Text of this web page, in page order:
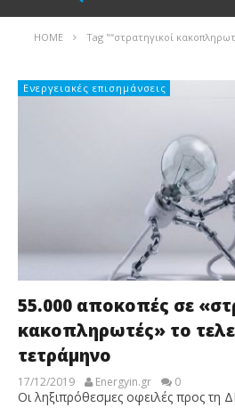
HOME Tag "“στρατηγικοί
Ενεργειακές επισημάνσεις
55.000 αποκοπές σε
κακοπληρωτές» το
τετράμηνο
17/12/2019 Energyin.gr 0
Οι ληξιπρόθεσμες οφειλές προς τη